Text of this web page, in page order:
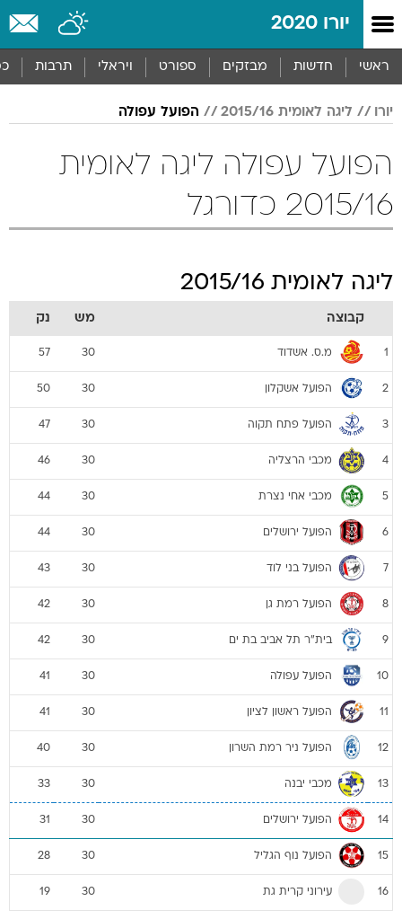
יורו 2020
ראשי חדשות מבזקים ספורט ויראלי תרבות
יורו ליגה לאומית 2015/16 הפועל עפולה
הפועל עפולה ליגה לאומית
2015/16 כדורגל
ליגה לאומית 2015/16
קבוצה מש נק
1 מ.ס. אשדוד 30
57
2 הפועל אשקלון 30
50
3 הפועל פתח תקוה 30
47
4 מכבי הרצליה 30
46
5 מכבי אחי נצרת 30
44
6 הפועל ירושלים 30
44
7 הפועל בני לוד 30
43
8 הפועל רמת גן 30
42
9 בית"ר תל אביב בת ים 30
42
10 הפועל עפולה 30
41
11 הפועל ראשון לציון 30
41
12 הפועל ניר רמת השרון 30
40
13 מכבי יבנה 30
33
14 הפועל ירושלים 30
31
15 הפועל נוף הגליל 30
28
16 עירוני קרית גת 30
19